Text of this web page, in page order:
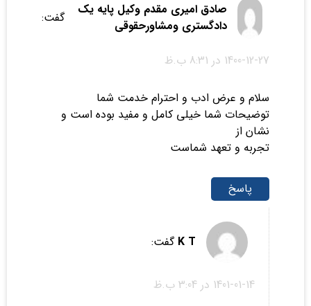
صادق امیری مقدم وکیل پایه یک
دادگستری ومشاورحقوقی
گفت:
1400-12-27 در 8:31 ب.ظ
سلام و عرض ادب و احترام خدمت شما
توضیحات شما خیلی کامل و مفید بوده است و
نشان از
تجربه و تعهد شماست
پاسخ
K T گفت:
1401-01-14 در 3:04 ب.ظ